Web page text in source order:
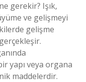
gerekir? Işık,
ve gelişmeyi
gelişme
yapı veya organa
maddelerdir.